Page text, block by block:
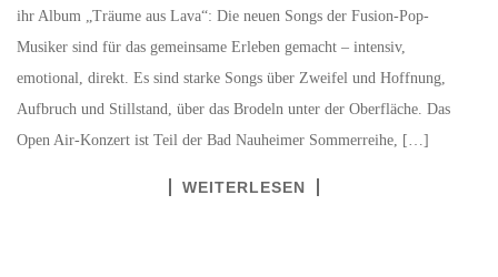
ihr Album „Träume aus Lava“: Die neuen Songs der Fusion-Pop-
Musiker sind für das gemeinsame Erleben gemacht – intensiv,
emotional, direkt. Es sind starke Songs über Zweifel und Hoffnung,
Aufbruch und Stillstand, über das Brodeln unter der Oberfläche. Das
Open Air-Konzert ist Teil der Bad Nauheimer Sommerreihe, […]
WEITERLESEN